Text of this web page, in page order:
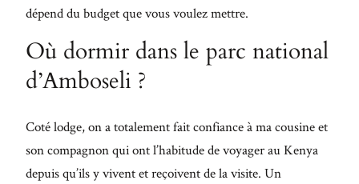
dépend du budget que vous voulez mettre.
Où dormir dans le parc national
d’Amboseli ?
Coté lodge, on a totalement fait confiance à ma cousine et
son compagnon qui ont l’habitude de voyager au Kenya
depuis qu’ils y vivent et reçoivent de la visite. Un